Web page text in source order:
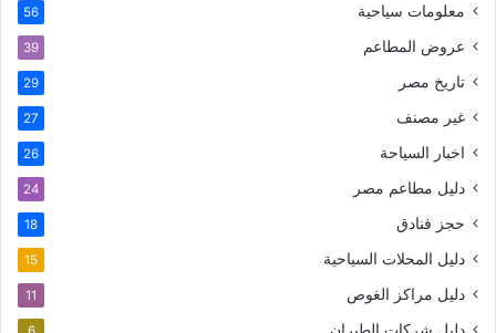
معلومات سياحية 56
عروض المطاعم 39
تاريخ مصر 29
غير مصنف 27
اخبار السياحة 26
دليل مطاعم مصر 24
حجز فنادق 18
دليل المحلات السياحية 15
دليل مراكز الغوص 11